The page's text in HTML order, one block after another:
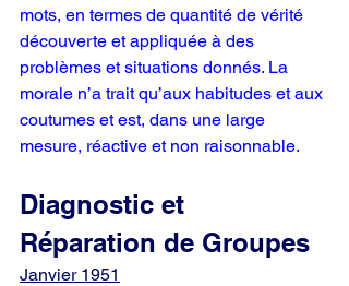
mots, en termes de quantité de vérité
découverte et appliquée à des
problèmes et situations donnés. La
morale n’a trait qu’aux habitudes et aux
coutumes et est, dans une large
mesure, réactive et non raisonnable.
Diagnostic et
Réparation de Groupes
Janvier 1951